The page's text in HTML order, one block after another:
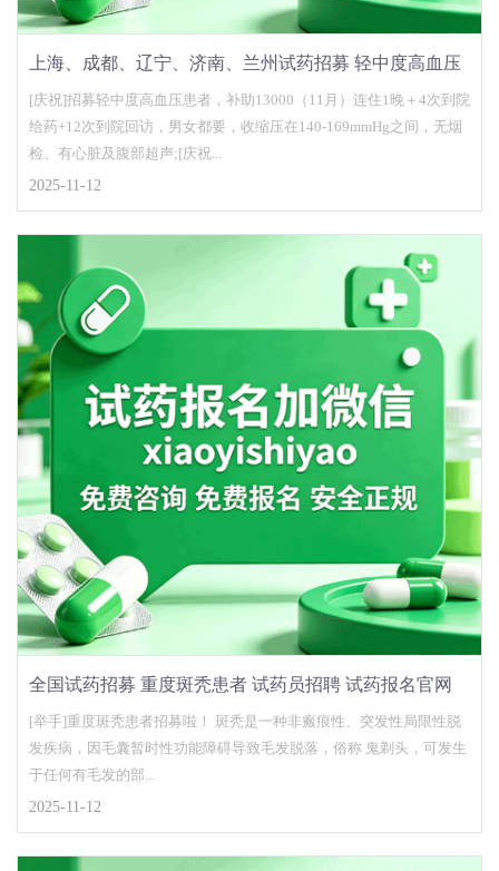
上海、成都、辽宁、济南、兰州试药招募 轻中度高血压
患者 试药报名官网
[庆祝]招募轻中度高血压患者，补助13000（11月）连住1晚＋4次到院
给药+12次到院回访，男女都要，收缩压在140-169mmHg之间，无烟
检、有心脏及腹部超声;[庆祝...
2025-11-12
全国试药招募 重度斑秃患者 试药员招聘 试药报名官网
[举手]重度斑秃患者招募啦！ 斑秃是一种非瘢痕性、突发性局限性脱
发疾病，因毛囊暂时性功能障碍导致毛发脱落，俗称 鬼剃头，可发生
于任何有毛发的部...
2025-11-12